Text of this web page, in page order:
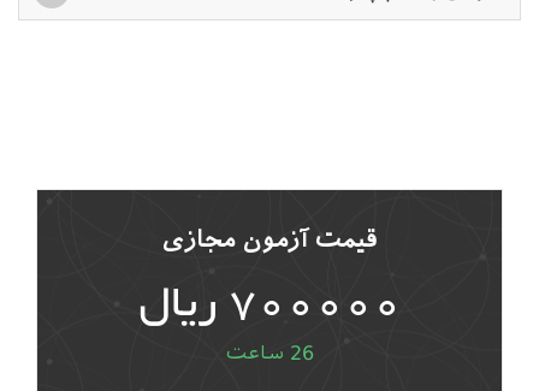
قیمت آزمون مجازی
700000 ریال
26 ساعت